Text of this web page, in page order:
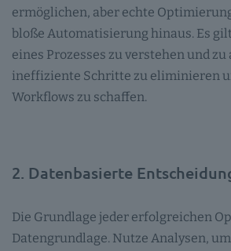
ermöglichen, aber echte
bloße Automatisierung hinaus. Es
eines Prozesses zu verstehen und
ineffiziente Schritte zu eliminieren
Workflows zu schaffen.
2. Datenbasierte
Die Grundlage jeder erfolgreichen
Datengrundlage. Nutze Analysen,